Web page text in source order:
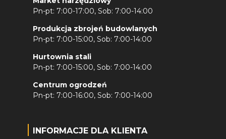
Pn-pt: 7:00-17:00, Sob: 7:00-14:00
Produkcja zbrojeń budowlanych
Pn-pt: 7:00-15:00, Sob: 7:00-14:00
Hurtownia stali
Pn-pt: 7:00-15:00, Sob: 7:00-14:00
Centrum ogrodzeń
Pn-pt: 7:00-16:00, Sob: 7:00-14:00
INFORMACJE DLA KLIENTA